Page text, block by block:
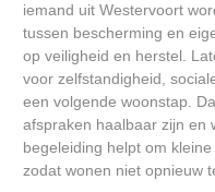
iemand uit Westervoort
tussen bescherming en
op veiligheid en herstel.
voor zelfstandigheid,
een volgende woonstap.
afspraken haalbaar zijn en
begeleiding helpt om
zodat wonen niet opnieuw